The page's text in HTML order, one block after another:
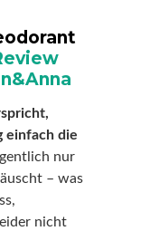
einfach die
nur
– was
nicht